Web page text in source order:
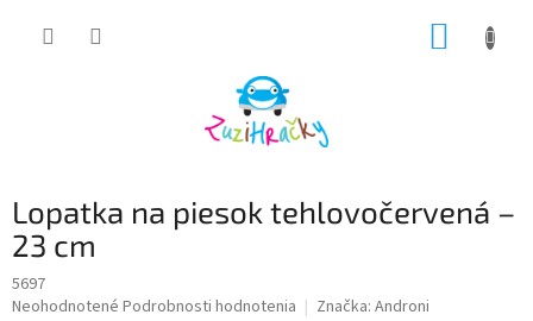
Lopatka na piesok tehlovočervená –
23 cm
5697
Priemerné
Neohodnotené Podrobnosti hodnotenia Značka: Androni